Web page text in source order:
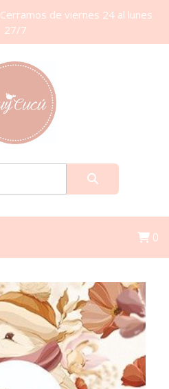
de viernes 24 al lunes
27/7
0